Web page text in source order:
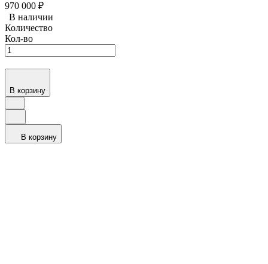
970 000 ₽
В наличии
Количество
Кол-во
В корзину
В корзину